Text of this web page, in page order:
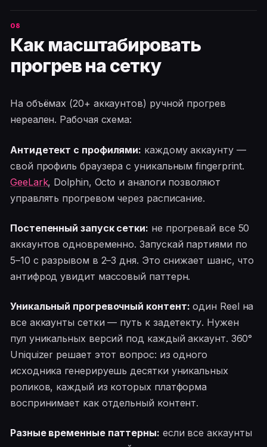
Как масштабировать
прогрев на сетку
На объёмах (20+ аккаунтов) ручной прогрев
нереален. Рабочая схема:
Антидетект с профилями: каждому аккаунту —
свой профиль браузера с уникальным fingerprint.
GeeLark, Dolphin, Octo и аналоги позволяют
управлять прогревом через расписание.
Постепенный запуск сетки: не прогревай все 50
аккаунтов одновременно. Запускай партиями по
5–10 с разрывом в 2–3 дня. Это снижает шанс, что
антифрод увидит массовый паттерн.
Уникальный прогревочный контент: один Reel на
все аккаунты сетки — путь к задетекту. Нужен
пул уникальных версий под каждый аккаунт. 360°
Uniquizer решает этот вопрос: из одного
исходника генерируешь десятки уникальных
роликов, каждый из которых платформа
воспринимает как отдельный контент.
Разные временные паттерны: если все аккаунты